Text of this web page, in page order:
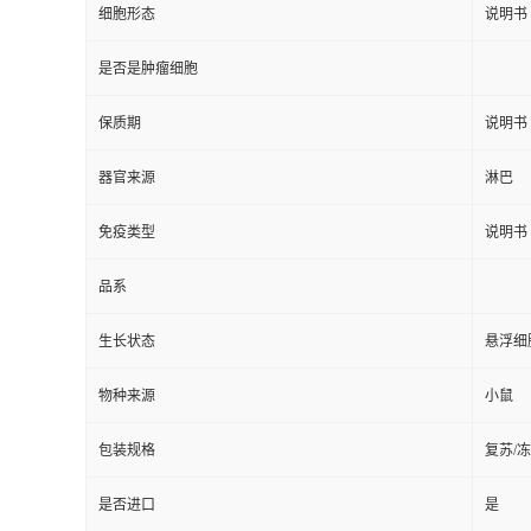
细胞形态 说明书
是否是肿瘤细胞
保质期 说明书
器官来源 淋巴
免疫类型 说明书
品系
生长状态 悬浮细
物种来源 小鼠
包装规格 复苏/
是否进口 是